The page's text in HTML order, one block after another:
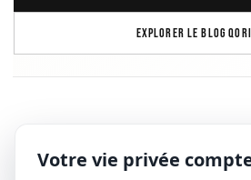
EXPLORER LE BLOG
Votre vie privée